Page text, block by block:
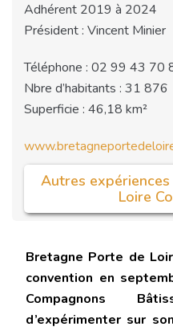
Adhérent 2019 à 2024
Président : Vincent Minier
Téléphone : 02 99 43 70
Nbre d’habitants : 31 876
Superficie : 46,18 km²
Autres
Loire
Bretagne Porte de
convention en
Compagnons
d’expérimenter sur